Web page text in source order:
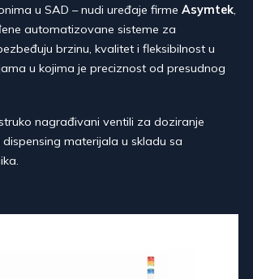
u SAD – nudi uređaje firme Asymtek
automatizovane sisteme za
brzinu, kvalitet i fleksibilnost u
u kojima je preciznost od presudnog
nagrađivani ventili za doziranje
materijala u skladu sa